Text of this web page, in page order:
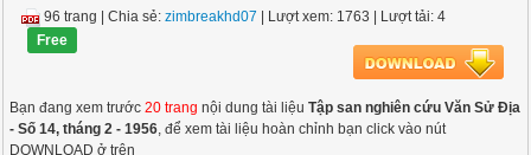
96 trang |Chia sẻ:zimbreakhd07 | Lượt xem: 1763 | Lượt tải: 4
Free
Bạn đang xem trước20 trang nội dung tài liệuTập san nghiên cứu Văn Sử Địa
- Số 14, tháng 2 - 1956, để xem tài liệu hoàn chỉnh bạn click vào nút
DOWNLOAD ở trên